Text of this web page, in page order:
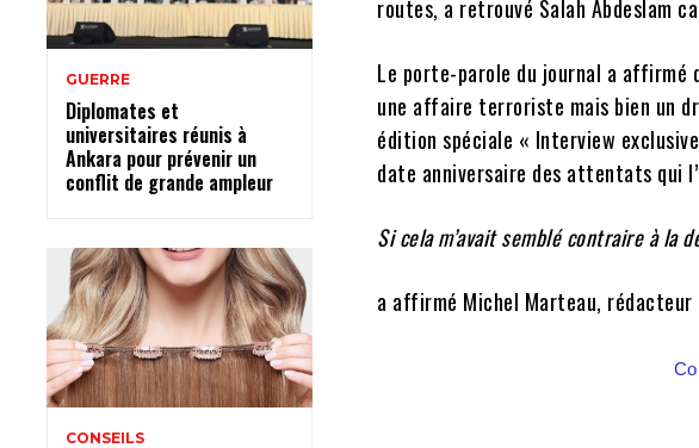
GUERRE
Diplomates et
universitaires réunis à
Ankara pour prévenir un
conflit de grande ampleur
CONSEILS
routes, a retrouvé Salah Abdeslam
Le porte-parole du journal a affirmé
une affaire terroriste mais bien un
édition spéciale « Interview
date anniversaire des attentats qui
Si cela m’avait semblé contraire à la
a affirmé Michel Marteau, rédacteur